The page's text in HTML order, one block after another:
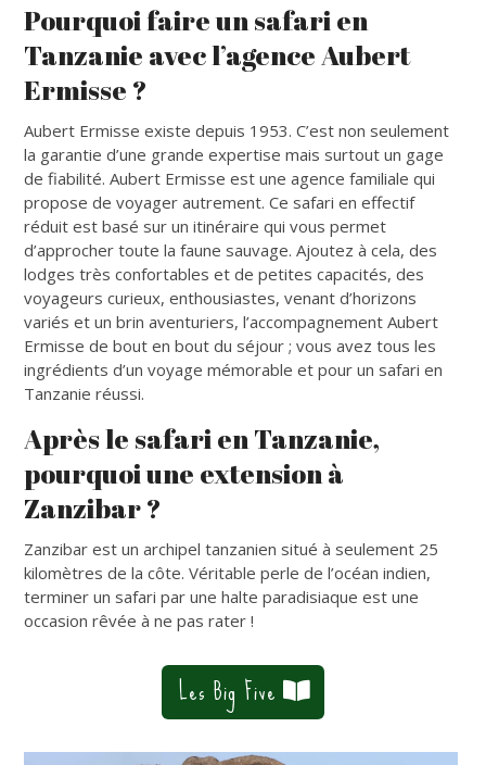
Pourquoi faire un safari en
Tanzanie avec l’agence Aubert
Ermisse ?
Aubert Ermisse existe depuis 1953. C’est non seulement
la garantie d’une grande expertise mais surtout un gage
de fiabilité. Aubert Ermisse est une agence familiale qui
propose de voyager autrement. Ce safari en effectif
réduit est basé sur un itinéraire qui vous permet
d’approcher toute la faune sauvage. Ajoutez à cela, des
lodges très confortables et de petites capacités, des
voyageurs curieux, enthousiastes, venant d’horizons
variés et un brin aventuriers, l’accompagnement Aubert
Ermisse de bout en bout du séjour ; vous avez tous les
ingrédients d’un voyage mémorable et pour un safari en
Tanzanie réussi.
Après le safari en Tanzanie,
pourquoi une extension à
Zanzibar ?
Zanzibar est un archipel tanzanien situé à seulement 25
kilomètres de la côte. Véritable perle de l’océan indien,
terminer un safari par une halte paradisiaque est une
occasion rêvée à ne pas rater !
Les Big Five